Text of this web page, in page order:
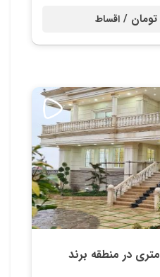
اقساط